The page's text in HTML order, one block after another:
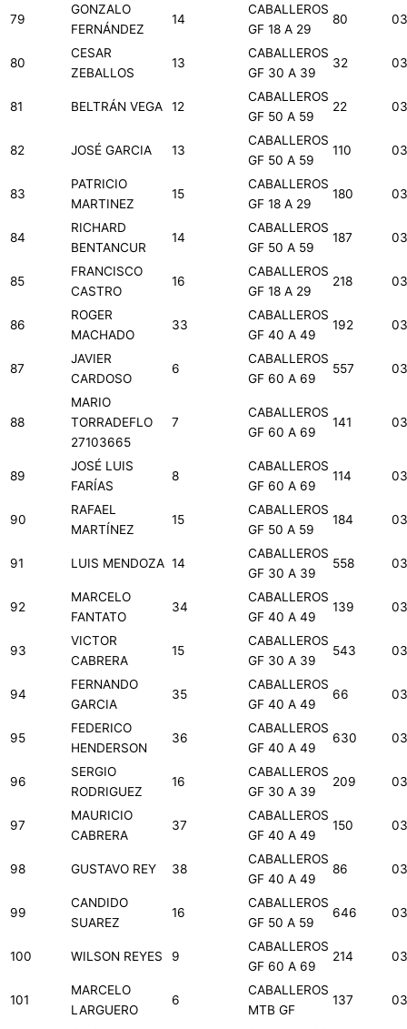
79
GONZALO
FERNÁNDEZ
14
CABALLEROS
GF 18 A 29
80
80
CESAR
ZEBALLOS
13
CABALLEROS
GF 30 A 39
32
81 BELTRÁN VEGA 12
CABALLEROS
GF 50 A 59
22
82 JOSÉ GARCIA 13
CABALLEROS
GF 50 A 59
110
83
PATRICIO
MARTINEZ
15
CABALLEROS
GF 18 A 29
180
84
RICHARD
BENTANCUR
14
CABALLEROS
GF 50 A 59
187
85
FRANCISCO
CASTRO
16
CABALLEROS
GF 18 A 29
218
86
ROGER
MACHADO
33
CABALLEROS
GF 40 A 49
192
87
JAVIER
CARDOSO
6
CABALLEROS
GF 60 A 69
557
88
MARIO
TORRADEFLO
27103665
7
CABALLEROS
GF 60 A 69
141
89
JOSÉ LUIS
FARÍAS
8
CABALLEROS
GF 60 A 69
114
90
RAFAEL
MARTÍNEZ
15
CABALLEROS
GF 50 A 59
184
91 LUIS MENDOZA 14
CABALLEROS
GF 30 A 39
558
92
MARCELO
FANTATO
34
CABALLEROS
GF 40 A 49
139
93
VICTOR
CABRERA
15
CABALLEROS
GF 30 A 39
543
94
FERNANDO
GARCIA
35
CABALLEROS
GF 40 A 49
66
95
FEDERICO
HENDERSON
36
CABALLEROS
GF 40 A 49
630
96
SERGIO
RODRIGUEZ
16
CABALLEROS
GF 30 A 39
209
97
MAURICIO
CABRERA
37
CABALLEROS
GF 40 A 49
150
98 GUSTAVO REY 38
CABALLEROS
GF 40 A 49
86
99
CANDIDO
SUAREZ
16
CABALLEROS
GF 50 A 59
646
100 WILSON REYES 9
CABALLEROS
GF 60 A 69
214
101
MARCELO
LARGUERO
6
CABALLEROS
MTB GF
137